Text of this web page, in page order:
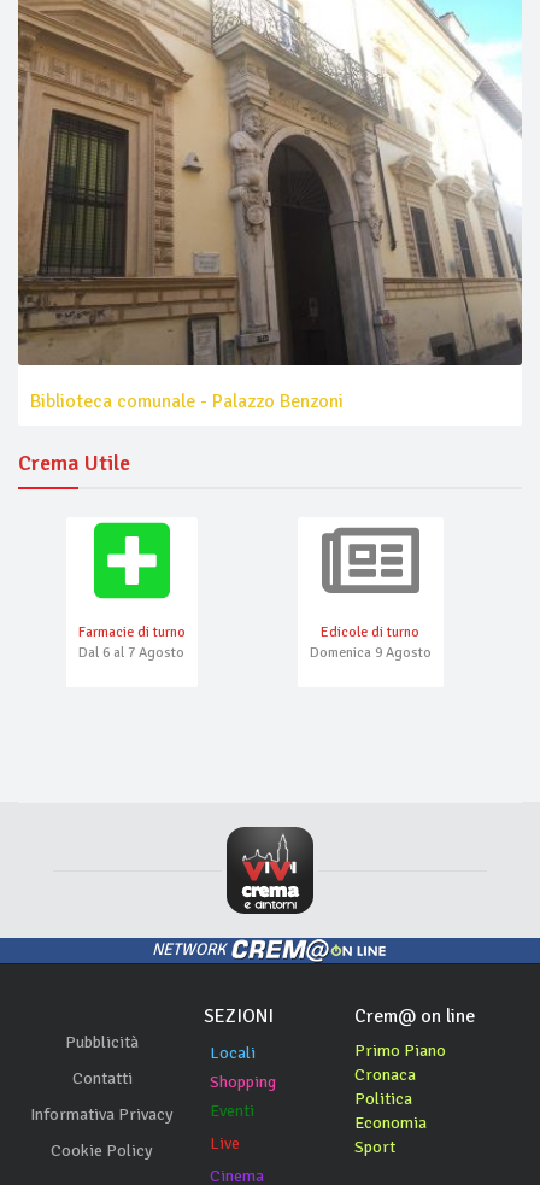
Biblioteca comunale - Palazzo Benzoni
Crema Utile
Farmacie di turno
Dal 6 al 7 Agosto
Edicole di turno
Domenica 9 Agosto
NETWORK
Pubblicità
Contatti
Informativa Privacy
Cookie Policy
SEZIONI
Locali
Shopping
Eventi
Live
Cinema
Crem@ on line
Primo Piano
Cronaca
Politica
Economia
Sport